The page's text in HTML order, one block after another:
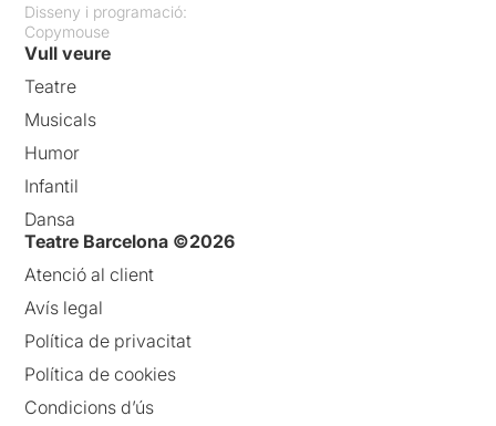
Disseny i programació:
Copymouse
Vull veure
Teatre
Musicals
Humor
Infantil
Dansa
Teatre Barcelona ©2026
Atenció al client
Avís legal
Política de privacitat
Política de cookies
Condicions d’ús